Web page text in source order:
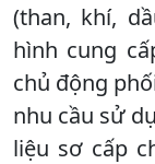
(than, khí,
hình cung
chủ động
nhu cầu sử
liệu sơ cấp